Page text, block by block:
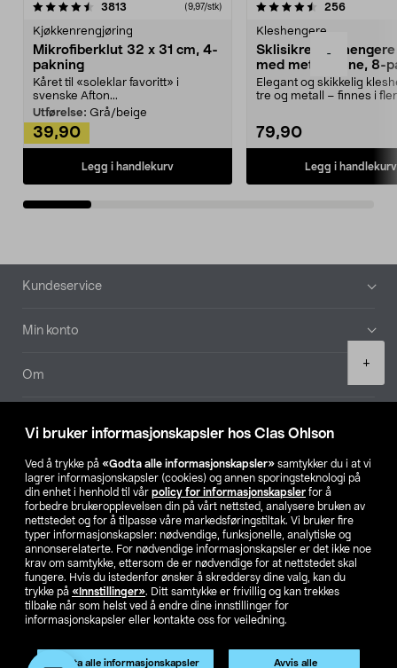
Vi bruker informasjonskapsler hos Clas Ohlson
Ved å trykke på «Godta alle informasjonskapsler» samtykker du i at vi
lagrer informasjonskapsler (cookies) og annen sporingsteknologi på
din enhet i henhold til vår policy for informasjonskapsler for å
forbedre brukeropplevelsen din på vårt nettsted, analysere bruken av
nettstedet og for å tilpasse våre markedsføringstiltak. Vi bruker fire
typer informasjonskapsler: nødvendige, funksjonelle, analytiske og
annonserelaterte. For nødvendige informasjonskapsler er det ikke noe
krav om samtykke, ettersom de er nødvendige for at nettstedet skal
fungere. Hvis du istedenfor ønsker å skreddersy dine valg, kan du
trykke på «Innstillinger». Ditt samtykke er frivillig og kan trekkes
tilbake når som helst ved å endre dine innstillinger for
informasjonskapsler eller kontakte oss for veiledning.
Godta alle informasjonskapsler Avvis alle
-
+
3813 anmeldelser(9,97/stk)
Kjøkkenrengjøring
Mikrofiberklut 32 x 31 cm, 4-
pakning
Kåret til «soleklar favoritt» i
svenske Afton...
Utførelse: Grå/beige
39,90
Legg i handlekurv
4.5av 5 stjerner 256
Kleshengere
Sklisikre
med metallpinne, 8-
Elegant og skikkelig
tre og metall – finnes i
79,90
Legg i handlekurv
4.5av 5 stjerner
Bunntekst
Kundeservice
Min konto
Om
Våre selskaper
Finn din butikk
SE NO FI
Privacy statement Medlemsvilkår Kjøpsvilkår For bedrifter